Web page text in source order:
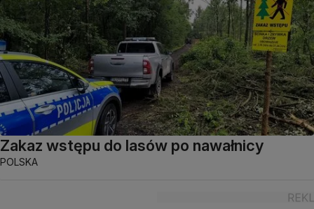
Zakaz wstępu do lasów po nawałnicy
POLSKA